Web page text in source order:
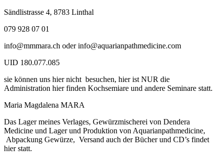
Sändlistrasse 4, 8783 Linthal
079 928 07 01
info@mmmara.ch oder info@aquarianpathmedicine.com
UID 180.077.085
sie können uns hier nicht besuchen, hier ist NUR die
Administration hier finden Kochsemiare und andere Seminare statt.
Maria Magdalena MARA
Das Lager meines Verlages, Gewürzmischerei von Dendera
Medicine und Lager und Produktion von Aquarianpathmedicine,
Abpackung Gewürze, Versand auch der Bücher und CD’s findet
hier statt.